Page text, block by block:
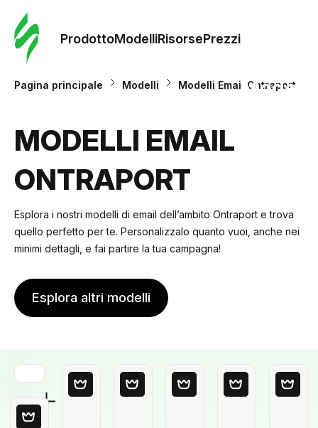
ProdottoModelliRisorsePrezzi
Modelli
Pagina principale Modelli Modelli Email Ontraport
MODELLI EMAIL
ONTRAPORT
Esplora i nostri modelli di email dell’ambito Ontraport e trova
quello perfetto per te. Personalizzalo quanto vuoi, anche nei
minimi dettagli, e fai partire la tua campagna!
Esplora altri modelli